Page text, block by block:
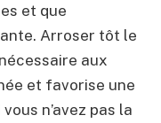
et que
Arroser tôt le
aux
et favorise une
n’avez pas la